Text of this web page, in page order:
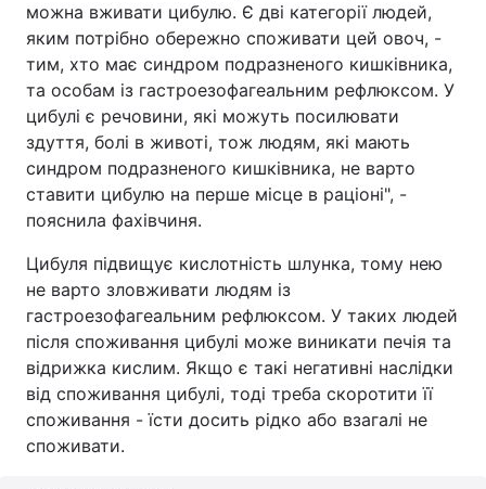
можна вживати цибулю. Є дві категорії людей,
яким потрібно обережно споживати цей овоч, -
тим, хто має синдром подразненого кишківника,
та особам із гастроезофагеальним рефлюксом. У
цибулі є речовини, які можуть посилювати
здуття, болі в животі, тож людям, які мають
синдром подразненого кишківника, не варто
ставити цибулю на перше місце в раціоні", -
пояснила фахівчиня.
Цибуля підвищує кислотність шлунка, тому нею
не варто зловживати людям із
гастроезофагеальним рефлюксом. У таких людей
після споживання цибулі може виникати печія та
відрижка кислим. Якщо є такі негативні наслідки
від споживання цибулі, тоді треба скоротити її
споживання - їсти досить рідко або взагалі не
споживати.